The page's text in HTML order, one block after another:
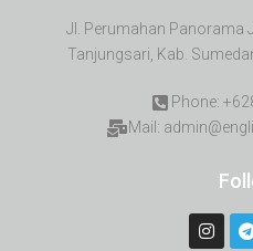
Jl. Perumahan Panorama
Tanjungsari, Kab.
Phone:
Mail: